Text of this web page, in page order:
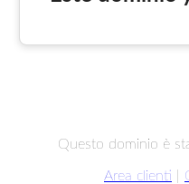
Questo dominio è
Area clienti